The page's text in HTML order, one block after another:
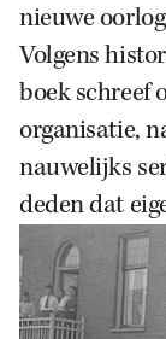
nieuwe
Volgens
boek schreef
organisatie,
nauwelijks
deden dat